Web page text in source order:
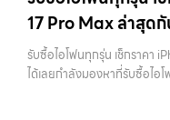
วัชรพล, รามอินทรา, รวมถึง บ
วังหินไม่ว่าคุณจะต้องการ รับ
ซื้อแท็บเล็ต, หรือบริการอื่นๆ เ
บริการครบวงจร บริการของเ
หลายคนมักรีบล้างเครื่องเพรา
พลาดที่ไม่ควรเกิดขึ้นเลย คุณ
คอมพิวเตอร์ก็ได้ หากต้องกา
17 Pro Max ล่าสุดกั
รับซื้อไอโฟนทุกรุ่น เช็กราคา
ได้เลยกำลังมองหาที่รับซื้อไอโ